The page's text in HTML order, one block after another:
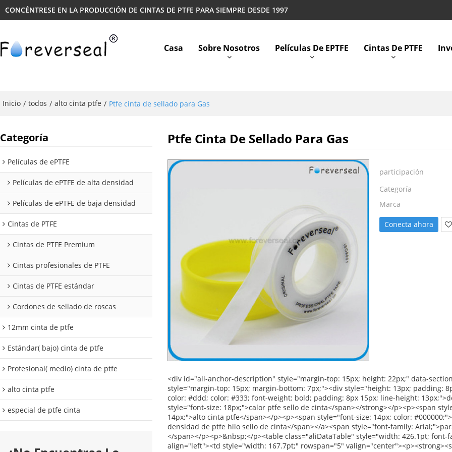
CONCÉNTRESE EN LA PRODUCCIÓN DE CINTAS DE PTFE PARA SIEMPRE DESDE 1997
Casa Sobre Nosotros Películas De EPTFE Cintas De PTFE
Inicio / todos / alto cinta ptfe / Ptfe cinta de sellado para Gas
Categoría
Películas de ePTFE
Películas de ePTFE de alta densidad
Películas de ePTFE de baja densidad
Cintas de PTFE
Cintas de PTFE Premium
Cintas profesionales de PTFE
Cintas de PTFE estándar
Cordones de sellado de roscas
12mm cinta de ptfe
Estándar( bajo) cinta de ptfe
Profesional( medio) cinta de ptfe
alto cinta ptfe
especial de ptfe cinta
Ptfe Cinta De Sellado Para Gas
participación
Categoría
Marca
Conecta ahora
<div id="ali-anchor-description" style="margin-top: 15px; height: 22px;" data-section="description">&nbsp;</div><div id="ali-title-description" style="margin-top: 15px; margin-bottom: 7px;"><div style="height: 13px; padding: 8px 0; border-bottom: 1px solid #ddd;"><span style="background-color: #ddd; color: #333; font-weight: bold; padding: 8px 15px; line-height: 13px;">descripción del producto</span></div></div><p><strong><span style="font-size: 18px;">calor ptfe sello de cinta</span></strong></p><p><span style="font-family: Verdana, Arial, Helvetica, sans-serif; font-size: 14px;">alto cinta ptfe</span></p><p><span style="font-size: 14px; color: #000000;"><a><span style="font-family: Arial; color: #000000;">de alta densidad de ptfe hilo sello de cinta</span></a><span style="font-family: Arial;">para su uso en sistemas de alta presión</span>Para fines especiales.</span></p><p>&nbsp;</p><table class="aliDataTable" style="width: 426.1pt; font-family: Verdana, Arial, Helvetica, sans-serif;"><tbody><tr align="left"><td style="width: 167.7pt;" rowspan="5" valign="center"><p><strong><span style="font-family: Arial; font-size: 12pt;">Pliego de condiciones:</span></strong></p></td><td style="width: 258.4pt;" valign="top"><p><span style="font-family: Arial; font-size: 12pt;">De ancho:</span><span style="font-family: Arial; font-size: 12pt;">12mm 19mm 25mm</span></p></td></tr><tr align="left"><td style="width: 258.4pt;" valign="top"><p><span style="font-family: Arial; font-size: 12pt;">De espesor:</span><span style="font-family: Arial; font-size: 12pt;">0.075mm 0.1mm</span></p></td></tr><tr align="left"><td style="width: 258.4pt;" valign="top"><p><span style="font-family: Arial; font-size: 12pt;">Longitud:</span><span style="font-family: Arial; font-size: 12pt;">8m-50m</span></p></td></tr><tr align="left"><td style="width: 258.4pt;" valign="top"><p><span style="font-family: Arial; font-size: 12pt;">La densidad:</span><span style="font-family: Arial; font-size: 12pt;">0.8g/cm3-- 1.8g/cm3</span></p></td></tr><tr align="left"><td style="width: 258.4pt;" valign="top"><p><span style="font-family: Arial; font-size: 12pt;">de acuerdo a las peticiones del cliente</span></p></td></tr><tr align="left"><td style="width: 167.7pt;" valign="top"><p><strong><span style="font-family: Arial; font-size: 12pt;">De color:</span></strong></p></td><td style="width: 258.4pt;" valign="top"><p><span style="font-size: 15.55px;">blanco</span></p></td></tr><tr align="left"><td style="width: 167.7pt;" valign="top"><p><strong><span style="font-family: Arial; font-size: 12pt;">La entrega:</span></strong></p></td><td style="width: 258.4pt;" valign="top"><p><span style="font-family: Arial; font-size: 12pt;">30 días después de conseguir 30% avanzada de pago</span></p></td></tr><tr align="left"><td style="width: 167.7pt;" rowspan="4" valign="center"><p><strong><span style="font-family: Arial; font-size: 12pt;">Detalles del embalaje:</span></strong></p></td><td style="width: 258.4pt;" valign="top"><p><span style="font-family: Arial; font-size: 12pt;">Pcs 1.10/disminución o 10pcs/box</span></p></td></tr><tr align="left"><td style="width: 258.4pt;" valign="top"><p><span style="font-family: Arial; font-size: 12pt;">2. caja interior: o 48pcs/box 100pcs/box 250pcs/box o</span></p></td></tr><tr align="left"><td style="width: 258.4pt;" valign="top"><p><span style="font-family: Arial; font-size: 12pt;">3. cartón externo: o 500pcs/ctn 1000pcs/ctn</span></p></td></tr><tr align="left"><td style="width: 258.4pt;" valign="top"><p><span style="font-family: Arial; font-size: 12pt;">de acuerdo a las peticiones del cliente</span></p></td></tr><tr align="left"><td style="width: 167.7pt;" valign="top"><p><strong><span style="font-family: Arial; font-size: 12pt;">El puerto de::</span></strong></p></td><td style="width: 258.4pt;" valign="top"><p><span style="font-size: 12pt;">/shangai ningbo</span></p></td></tr></tbody></table><p>&nbsp;</p><p><img src="http://i03.i.aliimg.com/simg/single/icon/placeholder_100x100.png" data-src="http://g01.s.alicdn.com/kf/HT1HjwDFOFdXXagOFbXC/200307087/HT1HjwDFOFdXXagOFbXC.jpg" data-alt="Ptfe cinta de sellado para Gas" ori-width="600" ori-height="600" /> <noscript><img src="http://g01.s.alicdn.com/kf/HT1HjwDFOFdXXagOFbXC/200307087/HT1HjwDFOFdXXagOFbXC.jpg" alt="Ptfe cinta de sellado para Gas" ori-width="600" ori-height="600"></noscript> <img src="http://i03.i.aliimg.com/simg/single/icon/placeholder_100x100.png" data-src="http://g04.s.alicdn.com/kf/HT1liVDFFBdXXagOFbXz/200307087/HT1liVDFFBdXXagOFbXz.jpg" data-alt="Ptfe cinta de sellado para Gas" ori-width="600" ori-height="600" /> <noscript><img src="http://g04.s.alicdn.com/kf/HT1liVDFFBdXXagOFbXz/200307087/HT1liVDFFBdXXagOFbXz.jpg" alt="Ptfe cinta de sellado para Gas" ori-width="600" ori-height="600"></noscript> </p><p>&nbsp;</p><p><img src="http://i03.i.aliimg.com/simg/single/icon/placeholder_100x100.png" data-src="http://g02.s.alicdn.com/kf/HT1NzWfFH8eXXagOFbXK/200307087/HT1NzWfFH8eXXagOFbXK.jpg" data-alt="Ptfe cinta de sellado para Gas" ori-width="600" ori-height="600" /> <noscript><img src="http://g02.s.alicdn.com/kf/HT1NzWfFH8eXXagOFbXK/200307087/HT1NzWfFH8eXXagOFbXK.jpg" alt="Ptfe cinta de sellado para Gas" ori-width="600" ori-height="600"></noscript> </p><div id="ali-anchor-packaging" style="margin-top: 15px; height: 22px;" data-section="packaging">&nbsp;</div><div id="ali-title-packaging" style="margin-top: 15px; margin-bottom: 7px;"><div style="height: 13px; padding: 8px 0; border-bottom: 1px solid #ddd;"><span style="background-color: #ddd; color: #333; font-weight: bold; padding: 8px 15px; line-height: 13px;">De embalaje de envío&</span><span style="font-family: Verdana, Arial, Helvetica, sans-serif;">&nbsp;&nbsp;</span></div></div><p><img src="http://